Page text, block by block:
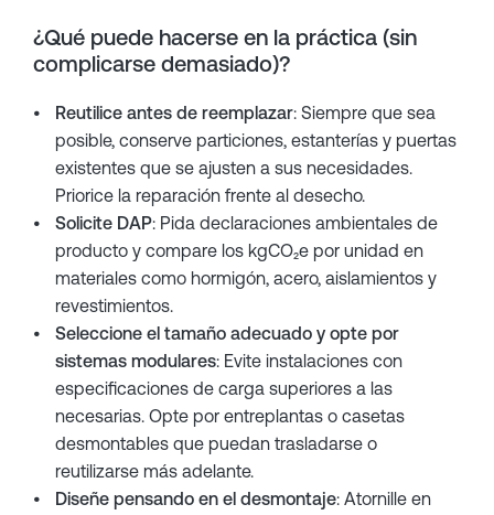
¿Qué puede hacerse en la práctica (sin
complicarse demasiado)?
Reutilice antes de reemplazar: Siempre que sea
posible, conserve particiones, estanterías y puertas
existentes que se ajusten a sus necesidades.
Priorice la reparación frente al desecho.
Solicite DAP: Pida declaraciones ambientales de
producto y compare los kgCO₂e por unidad en
materiales como hormigón, acero, aislamientos y
revestimientos.
Seleccione el tamaño adecuado y opte por
sistemas modulares: Evite instalaciones con
especificaciones de carga superiores a las
necesarias. Opte por entreplantas o casetas
desmontables que puedan trasladarse o
reutilizarse más adelante.
Diseñe pensando en el desmontaje: Atornille en